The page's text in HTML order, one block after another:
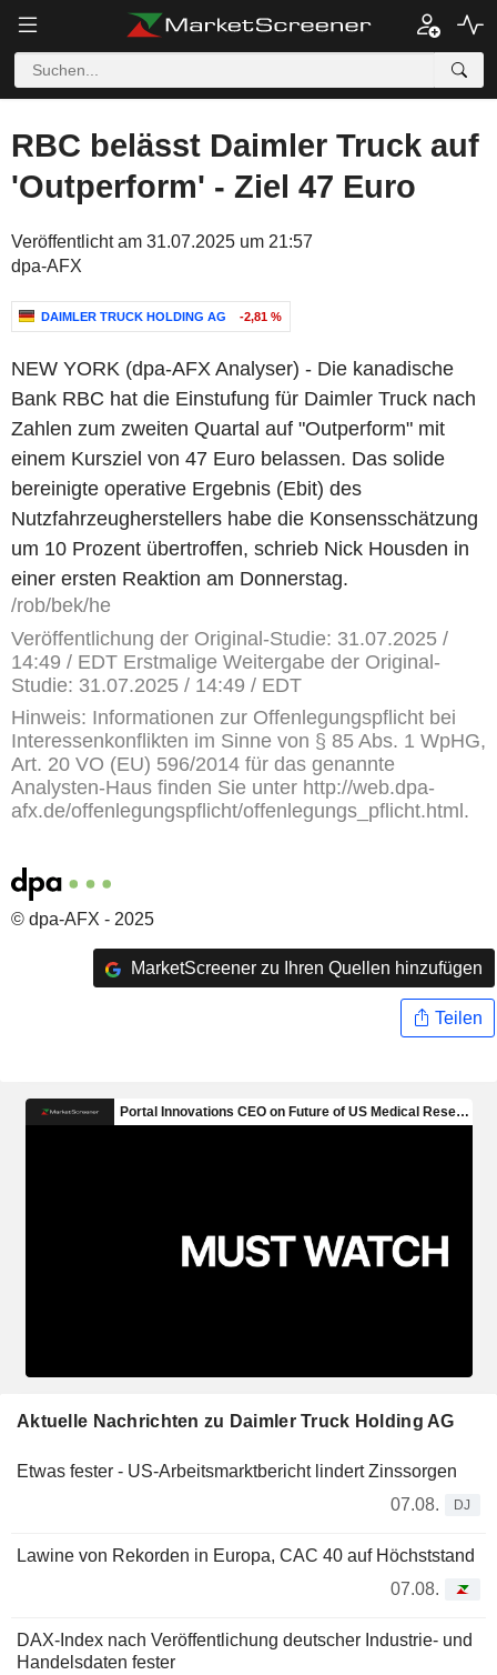
RBC belässt Daimler Truck auf
'Outperform' - Ziel 47 Euro
Veröffentlicht am 31.07.2025 um 21:57
dpa-AFX
DAIMLER TRUCK HOLDING AG -2,81 %
NEW YORK (dpa-AFX Analyser) - Die kanadische
Bank RBC hat die Einstufung für Daimler Truck nach
Zahlen zum zweiten Quartal auf "Outperform" mit
einem Kursziel von 47 Euro belassen. Das solide
bereinigte operative Ergebnis (Ebit) des
Nutzfahrzeugherstellers habe die Konsensschätzung
um 10 Prozent übertroffen, schrieb Nick Housden in
einer ersten Reaktion am Donnerstag.
/rob/bek/he
Veröffentlichung der Original-Studie: 31.07.2025 /
14:49 / EDT Erstmalige Weitergabe der Original-
Studie: 31.07.2025 / 14:49 / EDT
Hinweis: Informationen zur Offenlegungspflicht bei
Interessenkonflikten im Sinne von § 85 Abs. 1 WpHG,
Art. 20 VO (EU) 596/2014 für das genannte
Analysten-Haus finden Sie unter http://web.dpa-
afx.de/offenlegungspflicht/offenlegungs_pflicht.html.
© dpa-AFX - 2025
MarketScreener zu Ihren Quellen hinzufügen
Teilen
Aktuelle Nachrichten zu Daimler Truck Holding AG
Etwas fester - US-Arbeitsmarktbericht lindert Zinssorgen
07.08.
DJ
Lawine von Rekorden in Europa, CAC 40 auf Höchststand
07.08.
DAX-Index nach Veröffentlichung deutscher Industrie- und
Handelsdaten fester